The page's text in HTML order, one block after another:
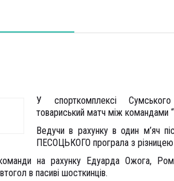
У спорткомплексі
товариський матч між командами
Ведучи в рахунку в один м’яч
ПЕСОЦЬКОГО програла з різницею
на рахунку Едуарда Ожога,
в пасиві шосткинців.